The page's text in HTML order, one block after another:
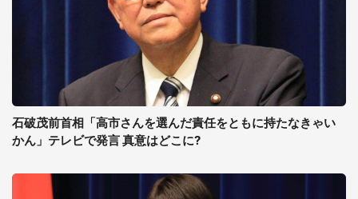
石破茂前首相「高市さんを選んだ責任をともに持たなきゃい
かん」テレビで発言 真意はどこに?